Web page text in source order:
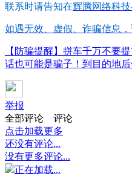
联系时请告知在辉腾网络科
如遇无效、虚假、诈骗信息
【防骗提醒】拼车千万不要
话也可能是骗子！到目的地
举报
全部评论
评论
点击加载更多
还没有评论...
没有更多评论...
正在加载...